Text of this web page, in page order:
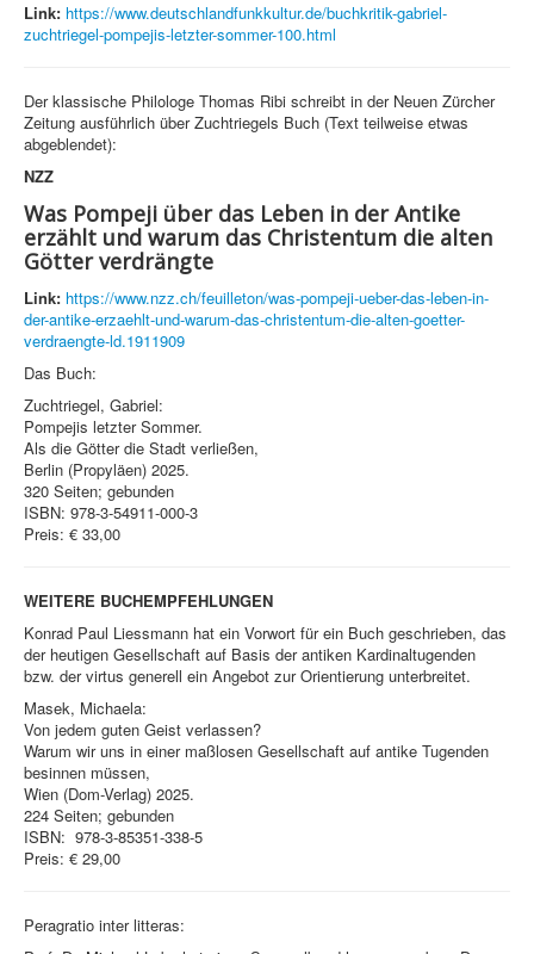
Link: https://www.deutschlandfunkkultur.de/buchkritik-gabriel-
zuchtriegel-pompejis-letzter-sommer-100.html
Der klassische Philologe Thomas Ribi schreibt in der Neuen Zürcher
Zeitung ausführlich über Zuchtriegels Buch (Text teilweise etwas
abgeblendet):
NZZ
Was Pompeji über das Leben in der Antike
erzählt und warum das Christentum die alten
Götter verdrängte
Link: https://www.nzz.ch/feuilleton/was-pompeji-ueber-das-leben-in-
der-antike-erzaehlt-und-warum-das-christentum-die-alten-goetter-
verdraengte-ld.1911909
Das Buch:
Zuchtriegel, Gabriel:
Pompejis letzter Sommer.
Als die Götter die Stadt verließen,
Berlin (Propyläen) 2025.
320 Seiten; gebunden
ISBN: 978-3-54911-000-3
Preis: € 33,00
WEITERE BUCHEMPFEHLUNGEN
Konrad Paul Liessmann hat ein Vorwort für ein Buch geschrieben, das
der heutigen Gesellschaft auf Basis der antiken Kardinaltugenden
bzw. der virtus generell ein Angebot zur Orientierung unterbreitet.
Masek, Michaela:
Von jedem guten Geist verlassen?
Warum wir uns in einer maßlosen Gesellschaft auf antike Tugenden
besinnen müssen,
Wien (Dom-Verlag) 2025.
224 Seiten; gebunden
ISBN: ‎ 978-3-85351-338-5
Preis: € 29,00
Peragratio inter litteras: